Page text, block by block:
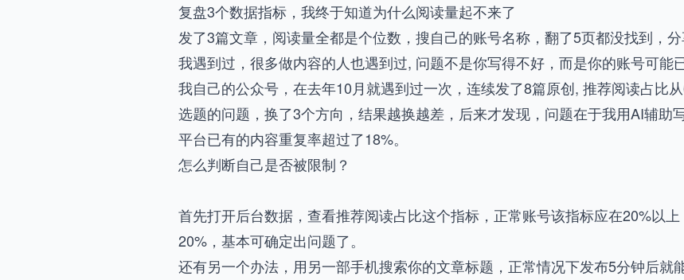
复盘3个数据指标，我终于知道为什么阅读量起不来了
发了3篇文章，阅读量全都是个位数，搜自己的账号名称，翻了5页都没找到，
我遇到过，很多做内容的人也遇到过, 问题不是你写得不好，而是你的账号可能
我自己的公众号，在去年10月就遇到过一次，连续发了8篇原创, 推荐阅读占比
选题的问题，换了3个方向，结果越换越差，后来才发现，问题在于我用AI辅助
平台已有的内容重复率超过了18%。
怎么判断自己是否被限制？
首先打开后台数据，查看推荐阅读占比这个指标，正常账号该指标应在20%以
20%，基本可确定出问题了。
还有另一个办法，用另一部手机搜索你的文章标题，正常情况下发布5分钟后就